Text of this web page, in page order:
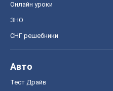
Онлайн уроки
ЗНО
СНГ решебники
Авто
Тест Драйв